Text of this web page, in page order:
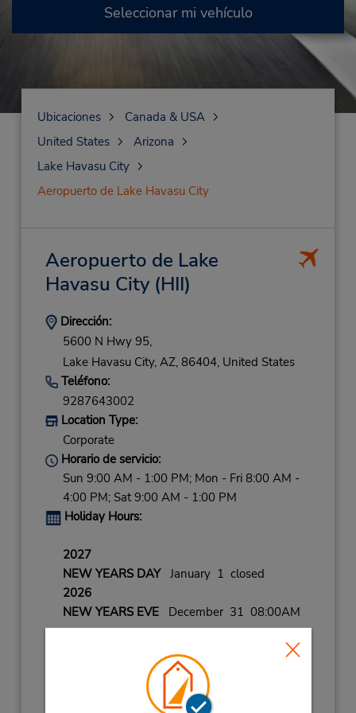
Seleccionar mi vehículo
Ubicaciones
Canada & USA
United States
Arizona
Lake Havasu City
Aeropuerto de Lake Havasu City
Aeropuerto de Lake
Havasu City(HII)
Dirección:
5600 N Hwy 95,
Lake Havasu City, AZ, 86404, United States
Teléfono:
9287643002
Location Type:
Corporate
Horario de servicio:
Sun 9:00 AM - 1:00 PM; Mon - Fri 8:00 AM -
4:00 PM; Sat 9:00 AM - 1:00 PM
Holiday Hours:
2027
NEW YEARS DAYJanuary 1 closed
2026
NEW YEARS EVEDecember 31 08:00AM
- 12:00PM
December 25 closed
CHRISTMAS EVEDecember 24 08:00AM